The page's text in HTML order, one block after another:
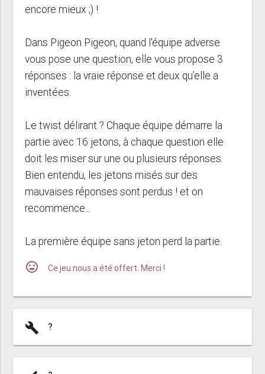
encore mieux ;) !
Dans Pigeon Pigeon, quand l'équipe adverse
vous pose une question, elle vous propose 3
réponses : la vraie réponse et deux qu’elle a
inventées.
Le twist délirant ? Chaque équipe démarre la
partie avec 16 jetons, à chaque question elle
doit les miser sur une ou plusieurs réponses.
Bien entendu, les jetons misés sur des
mauvaises réponses sont perdus ! et on
recommence...
La première équipe sans jeton perd la partie.
mood Ce jeu nous a été offert. Merci !
build ?